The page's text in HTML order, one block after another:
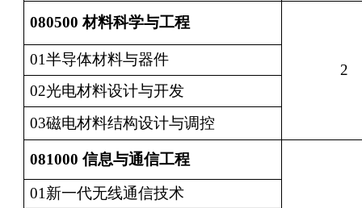
080500材料科学与工程
2
01半导体材料与器件
02光电材料设计与开发
03磁电材料结构设计与调控
081000 信息与通信工程
01新一代无线通信技术